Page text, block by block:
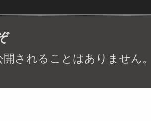
されることはありません。